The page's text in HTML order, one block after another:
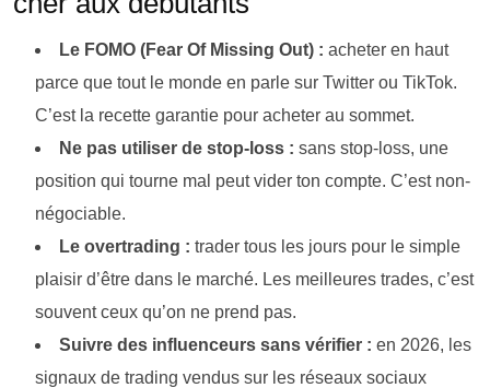
Le FOMO (Fear Of Missing Out) : acheter en haut
parce que tout le monde en parle sur Twitter ou TikTok.
C’est la recette garantie pour acheter au sommet.
Ne pas utiliser de stop-loss : sans stop-loss, une
position qui tourne mal peut vider ton compte. C’est non-
négociable.
Le overtrading : trader tous les jours pour le simple
plaisir d’être dans le marché. Les meilleures trades, c’est
souvent ceux qu’on ne prend pas.
Suivre des influenceurs sans vérifier : en 2026, les
signaux de trading vendus sur les réseaux sociaux